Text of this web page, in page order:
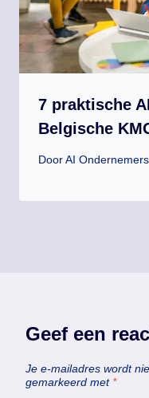
7 praktische
Belgische
Door AI Ondernemers
Geef een
Je e-mailadres wordt
gemarkeerd met *